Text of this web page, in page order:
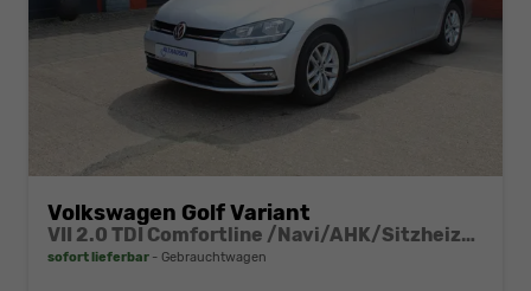
Volkswagen Golf Variant
VII 2.0 TDI Comfortline /Navi/AHK/Sitzheizung
sofort lieferbar Gebrauchtwagen